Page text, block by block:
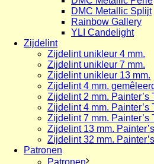
DMC Metallic Splijt
Rainbow Gallery
YLI Candelight
Zijdelint
Zijdelint unikleur 4 mm.
Zijdelint unikleur 7 mm.
Zijdelint unikleur 13 mm.
Zijdelint 4 mm.
Zijdelint 2 mm. Painter’s
Zijdelint 4 mm. Painter’s
Zijdelint 7 mm. Painter’s
Zijdelint 13 mm.
Zijdelint 32 mm.
Patronen
Patronen